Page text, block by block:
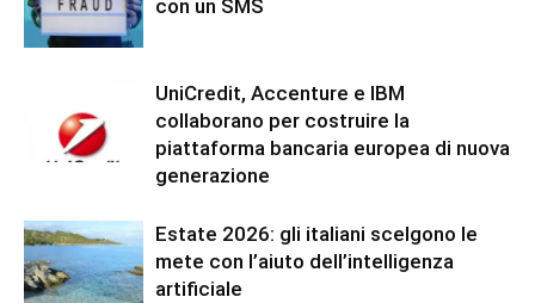
con un SMS
UniCredit, Accenture e IBM
collaborano per costruire la
piattaforma bancaria europea di nuova
generazione
Estate 2026: gli italiani scelgono le
mete con l’aiuto dell’intelligenza
artificiale